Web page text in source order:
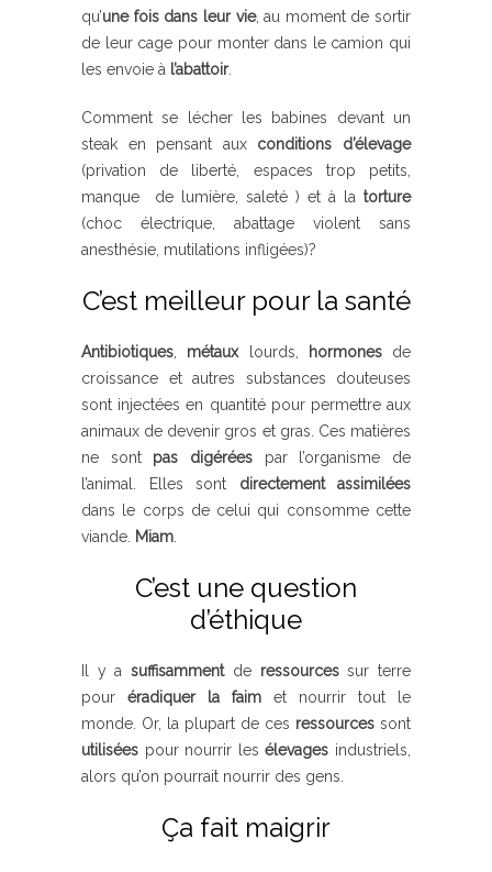
qu’une fois dans leur vie, au moment de sortir
de leur cage pour monter dans le camion qui
les envoie à l’abattoir.
Comment se lécher les babines devant un
steak en pensant aux conditions
d’élevage
(privation de liberté, espaces trop petits,
manque de lumière, saleté ) et à la torture
(choc électrique, abattage violent sans
anesthésie, mutilations infligées)?
C’est meilleur pour la santé
Antibiotiques métauxlourds, hormonesde
croissance et autres substances douteuses
sont injectées en quantité pour permettre aux
animaux de devenir gros et gras. Ces matières
ne sont pas digérées par l’organisme de
l’animal. Elles sont directement
assimilées
dans le corps de celui qui consomme cette
viande. Miam
C’est une question
d’éthique
Il y asuffisammentde ressourcessur terre
pour éradiquer la faim et nourrir tout le
monde. Or, la plupart de ces ressources sont
utilisées pour nourrir lesélevages industriels,
alors qu’on pourrait nourrir des gens.
Ça fait maigrir